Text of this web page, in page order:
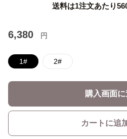
送料は1注文あたり
6,380 円
1# 2#
購入画面
カートに追